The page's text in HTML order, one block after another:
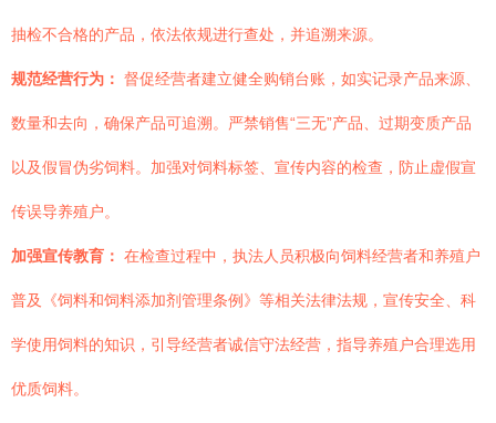
抽检不合格的产品，依法依规进行查处，并追溯来源。
规范经营行为： 督促经营者建立健全购销台账，如实记录产品来源、
数量和去向，确保产品可追溯。严禁销售“三无”产品、过期变质产品
以及假冒伪劣饲料。加强对饲料标签、宣传内容的检查，防止虚假宣
传误导养殖户。
加强宣传教育： 在检查过程中，执法人员积极向饲料经营者和养殖户
普及《饲料和饲料添加剂管理条例》等相关法律法规，宣传安全、科
学使用饲料的知识，引导经营者诚信守法经营，指导养殖户合理选用
优质饲料。